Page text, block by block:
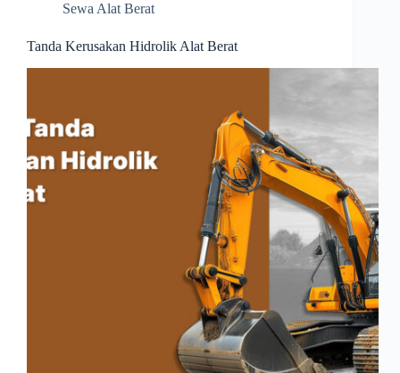
Sewa Alat Berat
Tanda Kerusakan Hidrolik Alat Berat